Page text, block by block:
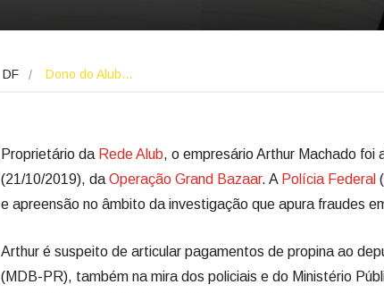
DF Dono do Alub…
Proprietário da Rede Alub, o empresário Arthur Machado foi
(21/10/2019), da Operação Grand Bazaar. A Polícia Federal (
e apreensão no âmbito da investigação que apura fraudes
Arthur é suspeito de articular pagamentos de propina ao
(MDB-PR), também na mira dos policiais e do Ministério